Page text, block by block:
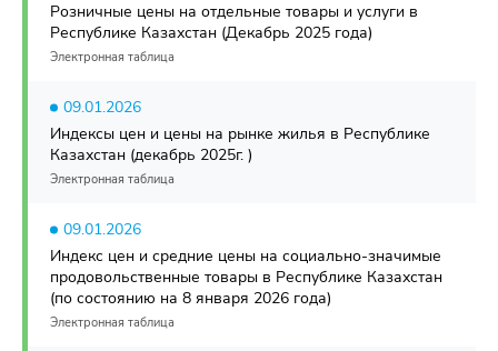
Розничные цены на отдельные товары и услуги в
Республике Казахстан (Декабрь 2025 года)
Электронная таблица
09.01.2026
Индексы цен и цены на рынке жилья в Республике
Казахстан (декабрь 2025г. )
Электронная таблица
09.01.2026
Индекс цен и средние цены на социально-значимые
продовольственные товары в Республике Казахстан
(по состоянию на 8 января 2026 года)
Электронная таблица